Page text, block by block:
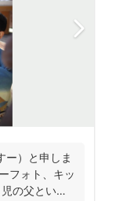
ー）と申しま
フォト、キッ
の父という